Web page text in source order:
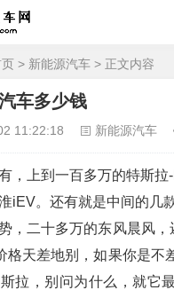
> 新能源汽车 > 正文内容
车多少钱
11:22:18 新能源汽车
，上到一百多万的特斯拉
iEV。还有就是中间的几
，二十多万的东风晨风
格天差地别，如果你是不
拉，别问为什么，就它